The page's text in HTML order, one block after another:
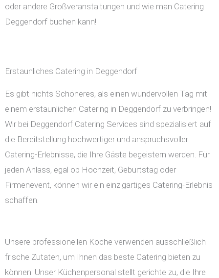
oder andere Großveranstaltungen und wie man Catering
Deggendorf buchen kann!
Erstaunliches Catering in Deggendorf
Es gibt nichts Schöneres, als einen wundervollen Tag mit
einem erstaunlichen Catering in Deggendorf zu verbringen!
Wir bei Deggendorf Catering Services sind spezialisiert auf
die Bereitstellung hochwertiger und anspruchsvoller
Catering-Erlebnisse, die Ihre Gäste begeistern werden. Für
jeden Anlass, egal ob Hochzeit, Geburtstag oder
Firmenevent, können wir ein einzigartiges Catering-Erlebnis
schaffen.
Unsere professionellen Köche verwenden ausschließlich
frische Zutaten, um Ihnen das beste Catering bieten zu
können. Unser Küchenpersonal stellt gerichte zu, die Ihre